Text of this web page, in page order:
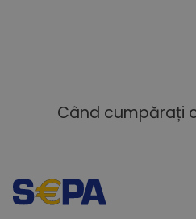
Când cumpărați